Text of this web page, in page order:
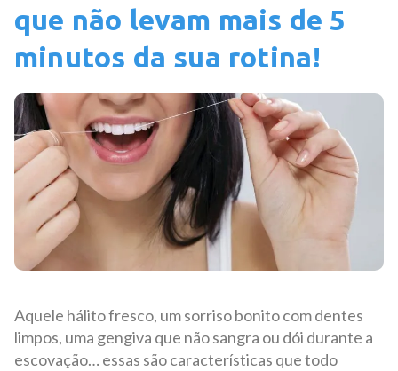
que não levam mais de 5
minutos da sua rotina!
Aquele hálito fresco, um sorriso bonito com dentes
limpos, uma gengiva que não sangra ou dói durante a
escovação… essas são características que todo